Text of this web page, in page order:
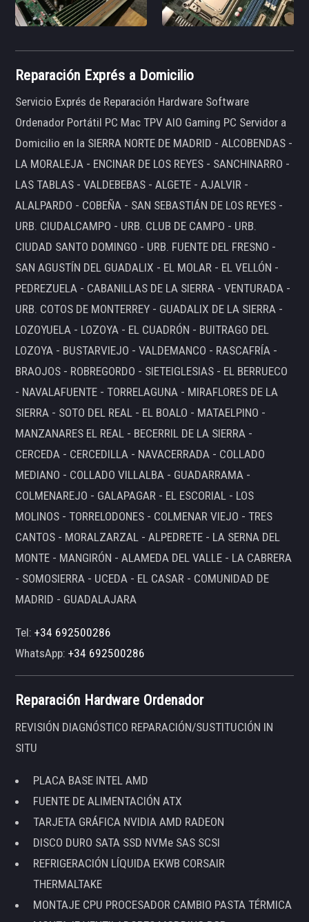
Reparación Exprés a Domicilio
Servicio Exprés de Reparación Hardware Software
Ordenador Portátil PC Mac TPV AIO Gaming PC Servidor a
Domicilio en la SIERRA NORTE DE MADRID - ALCOBENDAS -
LA MORALEJA - ENCINAR DE LOS REYES - SANCHINARRO -
LAS TABLAS - VALDEBEBAS - ALGETE - AJALVIR -
ALALPARDO - COBEÑA - SAN SEBASTIÁN DE LOS REYES -
URB. CIUDALCAMPO - URB. CLUB DE CAMPO - URB.
CIUDAD SANTO DOMINGO - URB. FUENTE DEL FRESNO -
SAN AGUSTÍN DEL GUADALIX - EL MOLAR - EL VELLÓN -
PEDREZUELA - CABANILLAS DE LA SIERRA - VENTURADA -
URB. COTOS DE MONTERREY - GUADALIX DE LA SIERRA -
LOZOYUELA - LOZOYA - EL CUADRÓN - BUITRAGO DEL
LOZOYA - BUSTARVIEJO - VALDEMANCO - RASCAFRÍA -
BRAOJOS - ROBREGORDO - SIETEIGLESIAS - EL BERRUECO
- NAVALAFUENTE - TORRELAGUNA - MIRAFLORES DE LA
SIERRA - SOTO DEL REAL - EL BOALO - MATAELPINO -
MANZANARES EL REAL - BECERRIL DE LA SIERRA -
CERCEDA - CERCEDILLA - NAVACERRADA - COLLADO
MEDIANO - COLLADO VILLALBA - GUADARRAMA -
COLMENAREJO - GALAPAGAR - EL ESCORIAL - LOS
MOLINOS - TORRELODONES - COLMENAR VIEJO - TRES
CANTOS - MORALZARZAL - ALPEDRETE - LA SERNA DEL
MONTE - MANGIRÓN - ALAMEDA DEL VALLE - LA CABRERA
- SOMOSIERRA - UCEDA - EL CASAR - COMUNIDAD DE
MADRID - GUADALAJARA
Tel:+34 692500286
WhatsApp:+34 692500286
Reparación Hardware Ordenador
REVISIÓN DIAGNÓSTICO REPARACIÓN/SUSTITUCIÓN IN
SITU
PLACA BASE INTEL AMD
FUENTE DE ALIMENTACIÓN ATX
TARJETA GRÁFICA NVIDIA AMD RADEON
DISCO DURO SATA SSD NVMe SAS SCSI
REFRIGERACIÓN LÍQUIDA EKWB CORSAIR
THERMALTAKE
MONTAJE CPU PROCESADOR CAMBIO PASTA TÉRMICA